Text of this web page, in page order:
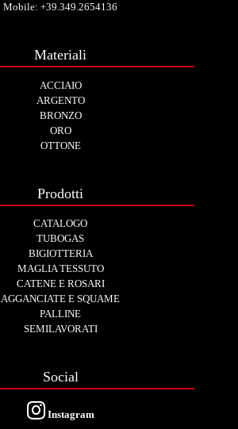
Mobile: +39.349.2654136
Materiali
ACCIAIO
ARGENTO
BRONZO
ORO
OTTONE
Prodotti
CATALOGO
TUBOGAS
BIGIOTTERIA
MAGLIA TESSUTO
CATENE E ROSARI
AGGANCIATE E SQUAME
PALLINE
SEMILAVORATI
Social
Instagram